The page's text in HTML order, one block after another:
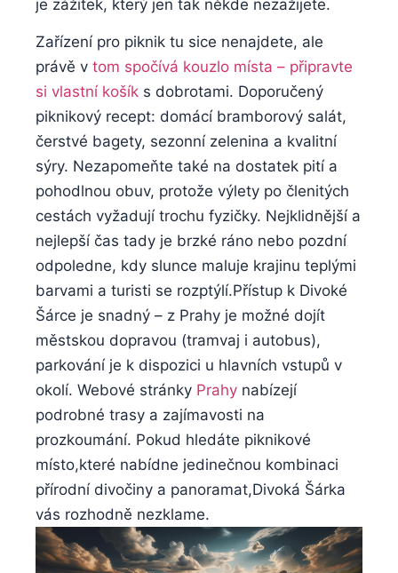
je zážitek, který jen tak ⁢někde nezažijete.
Zařízení pro ⁤piknik tu sice ⁤nenajdete, ​ale
⁤právě v ​ tom spočívá kouzlo ⁢místa⁤ – připravte‍
si ⁤vlastní košík s dobrotami. Doporučený
‍piknikový recept:‍ domácí bramborový ‌salát,
čerstvé bagety, sezonní‍ zelenina a kvalitní
sýry. Nezapomeňte také ‍na ⁢dostatek pití a
pohodlnou ‌obuv, protože výlety po členitých
‌cestách vyžadují trochu fyzičky.⁤ Nejklidnější a
nejlepší čas‍ tady je⁣ brzké⁤ ráno nebo pozdní
odpoledne, kdy⁤ slunce maluje krajinu teplými
barvami a turisti se rozptýlí.Přístup k Divoké
Šárce je snadný – z ⁢Prahy je ⁤možné dojít
městskou ⁤dopravou (tramvaj i ‍autobus),⁢
parkování‍ je k dispozici u ⁣hlavních vstupů v
okolí. Webové stránky Prahy nabízejí
podrobné trasy a zajímavosti na​
prozkoumání. Pokud hledáte piknikové
místo,které nabídne jedinečnou kombinaci
přírodní divočiny ‌a​ panoramat,Divoká Šárka
vás rozhodně nezklame.